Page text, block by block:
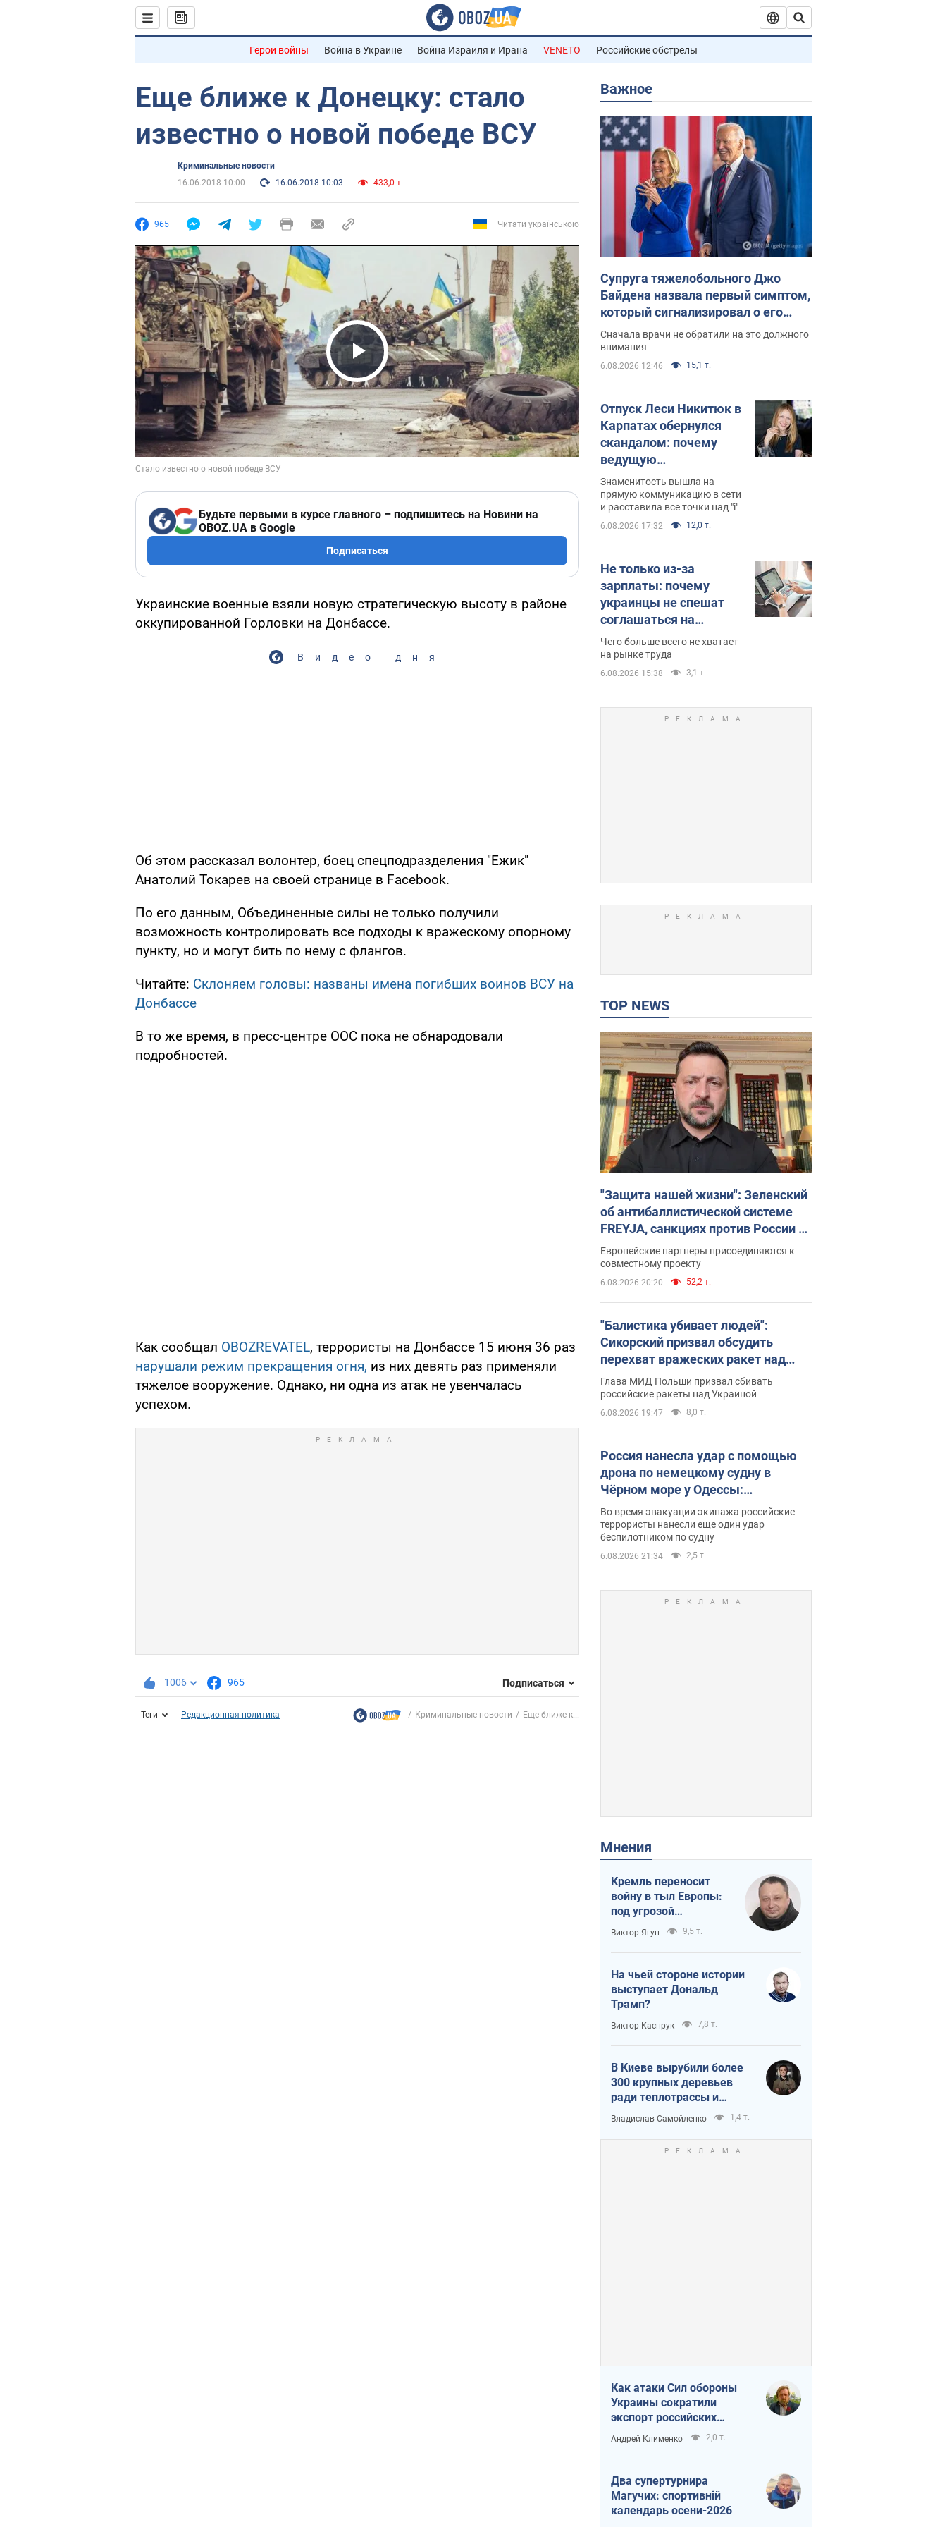
Герои войны Война в Украине Война Израиля и Ирана VENETO Российские обстрелы
Еще ближе к Донецку: стало
известно о новой победе ВСУ
Криминальные новости
16.06.2018 10:00
16.06.2018 10:03 433,0 т.
965 Читати українською
Play Video
Будьте первыми в курсе главного – подпишитесь на Новини на
OBOZ.UA в Google
Подписаться
Украинские военные взяли новую стратегическую высоту в районе
оккупированной Горловки на Донбассе.
Видео дня
Об этом рассказал волонтер, боец спецподразделения "Ежик"
Анатолий Токарев на своей странице в Facebook.
По его данным, Объединенные силы не только получили
возможность контролировать все подходы к вражескому опорному
пункту, но и могут бить по нему с флангов.
Читайте: Склоняем головы: названы имена погибших воинов ВСУ на
Донбассе
В то же время, в пресс-центре ООС пока не обнародовали
подробностей.
Как сообщал OBOZREVATEL, террористы на Донбассе 15 июня 36 раз
нарушали режим прекращения огня, из них девять раз применяли
тяжелое вооружение. Однако, ни одна из атак не увенчалась
успехом.
1006 965 Подписаться
Теги Редакционная политика Криминальные новости Еще ближе к...
Важное
Супруга тяжелобольного Джо
Байдена назвала первый симптом,
который сигнализировал о его
"агрессивном" раке
Сначала врачи не обратили на это должного
внимания
6.08.2026 12:46 15,1 т.
Отпуск Леси Никитюк в
Карпатах обернулся
скандалом: почему
ведущую
несправедливо
захейтили
Знаменитость вышла на
прямую коммуникацию в сети
и расставила все точки над "i"
6.08.2026 17:32 12,0 т.
Не только из-за
зарплаты: почему
украинцы не спешат
соглашаться на
вакансии
Чего больше всего не хватает
на рынке труда
6.08.2026 15:38 3,1 т.
TOP NEWS
"Защита нашей жизни": Зеленский
об антибаллистической системе
FREYJA, санкциях против России и
поддержке аграриев. Видео
Европейские партнеры присоединяются к
совместному проекту
6.08.2026 20:20 52,2 т.
"Балистика убивает людей":
Сикорский призвал обсудить
перехват вражеских ракет над
Украиной
Глава МИД Польши призвал сбивать
российские ракеты над Украиной
6.08.2026 19:47 8,0 т.
Россия нанесла удар с помощью
дрона по немецкому судну в
Чёрном море у Одессы:
подробности
Во время эвакуации экипажа российские
террористы нанесли еще один удар
беспилотником по судну
6.08.2026 21:34 2,5 т.
Мнения
Кремль переносит
войну в тыл Европы:
под угрозой
критическая
логистика
Виктор Ягун 9,5 т.
На чьей стороне истории
выступает Дональд
Трамп?
Виктор Каспрук 7,8 т.
В Киеве вырубили более
300 крупных деревьев
ради теплотрассы и
вопреки Генплану
Владислав Самойленко 1,4 т.
Как атаки Сил обороны
Украины сократили
экспорт российских
нефтепродуктов
Андрей Клименко 2,0 т.
Два супертурнира
Магучих: спортивній
календарь осени-2026